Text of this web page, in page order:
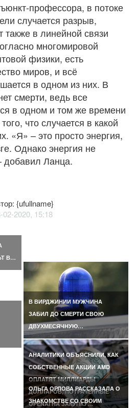
профессора, в потоке
случается разрыв,
также в линейной связи
многомировой
физики, есть
миров, и всё
в одном из них. В
смерти, ведь все
в одном и том же времени
что случается в какой
«Я» – это просто энергия,
Однако энергия не
добавил Ланца.
{ufullname}
02-2020, 15:18
В…
В ВИРДЖИНИИ МУЖЧИНА
ЗАБИЛ ДО СМЕРТИ СВОЮ
ДВУХМЕСЯЧНУЮ…
АНАЛИТИКИ ОБЪЯСНИЛИ, КАК
СОБСТВЕННЫЕ АКЦИИ AMD
ОПЛАТЯТ МИЛЛИАРДЫ
ДОЛЛАРОВ, ПОТРАЧЕННЫЕ
OPENAI НА ЗАКУПКУ…
ОЛЬГА ОРЛОВА РАССКАЗАЛА О
ЗНАКОМСТВЕ СО СВОИМ